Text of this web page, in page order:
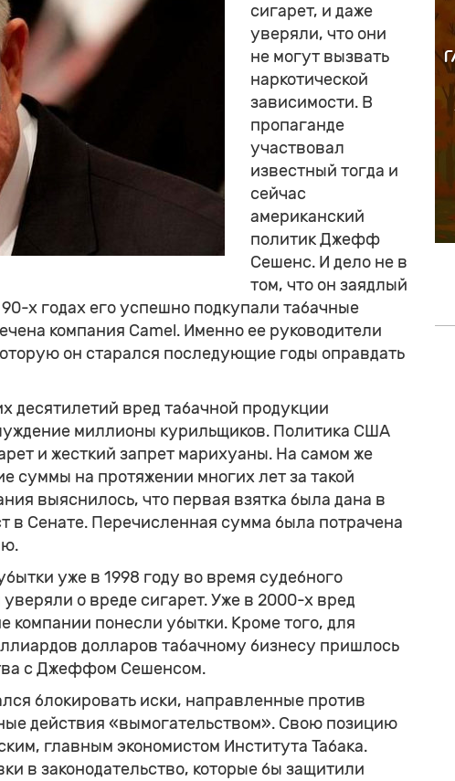
сигарет, и даже
уверяли, что они
не могут вызвать
наркотической
зависимости. В
пропаганде
участвовал
известный тогда и
сейчас
американский
политик Джефф
Сешенс. И дело не в
том, что он заядлый
х годах его успешно подкупали табачные
компания Camel. Именно ее руководители
он старался последующие годы оправдать
десятилетий вред табачной продукции
миллионы курильщиков. Политика США
и жесткий запрет марихуаны. На самом же
на протяжении многих лет за такой
выяснилось, что первая взятка была дана в
в Сенате. Перечисленная сумма была потрачена
уже в 1998 году во время судебного
о вреде сигарет. Уже в 2000-х вред
компании понесли убытки. Кроме того, для
долларов табачному бизнесу пришлось
с Джеффом Сешенсом.
блокировать иски, направленные против
действия «вымогательством». Свою позицию
главным экономистом Института Табака.
в законодательство, которые бы защитили